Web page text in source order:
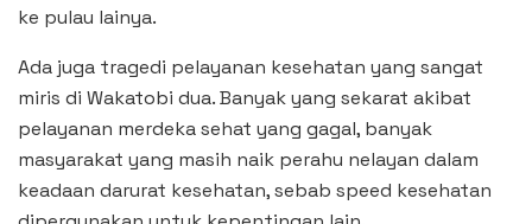
ke pulau lainya.
Ada juga tragedi pelayanan kesehatan yang sangat
miris di Wakatobi dua. Banyak yang sekarat akibat
pelayanan merdeka sehat yang gagal, banyak
masyarakat yang masih naik perahu nelayan dalam
keadaan darurat kesehatan, sebab speed kesehatan